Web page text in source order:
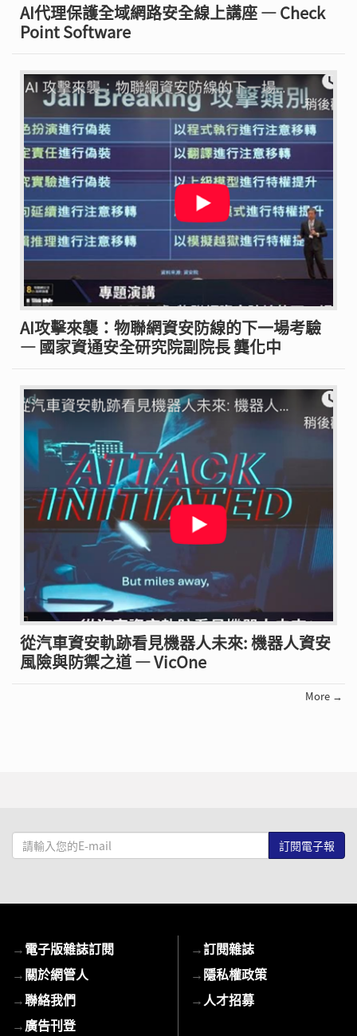
AI代理保護全域網路安全線上講座 — Check
Point Software
AI攻擊來襲：物聯網資安防線的下一場考驗
— 國家資通安全研究院副院長 龔化中
從汽車資安軌跡看見機器人未來: 機器人資安
風險與防禦之道 — VicOne
More →
請
輸
mail
→電子版雜誌訂閱
→關於網管人
→聯絡我們
→廣告刊登
→訂閱雜誌
→隱私權政策
→人才招募